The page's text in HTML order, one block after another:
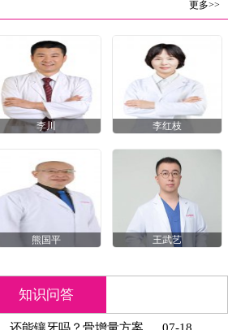
更多>>
李川 李红枝
熊国平 王武艺
知识问答